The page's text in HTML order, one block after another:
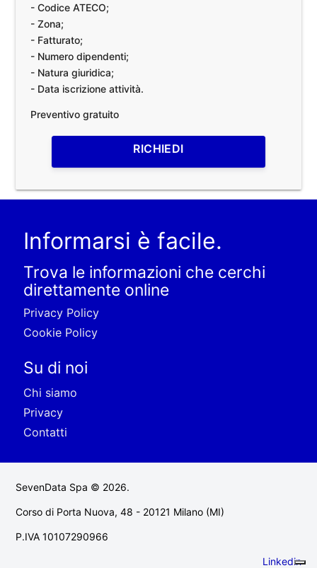
- Codice ATECO;
- Zona;
- Fatturato;
- Numero dipendenti;
- Natura giuridica;
- Data iscrizione attività.
Preventivo gratuito
RICHIEDI
Informarsi è facile.
Trova le informazioni che cerchi
direttamente online
Privacy Policy
Cookie Policy
Su di noi
Chi siamo
Privacy
Contatti
SevenData Spa © 2026.
Corso di Porta Nuova, 48 - 20121 Milano (MI)
P.IVA 10107290966
Linkedin